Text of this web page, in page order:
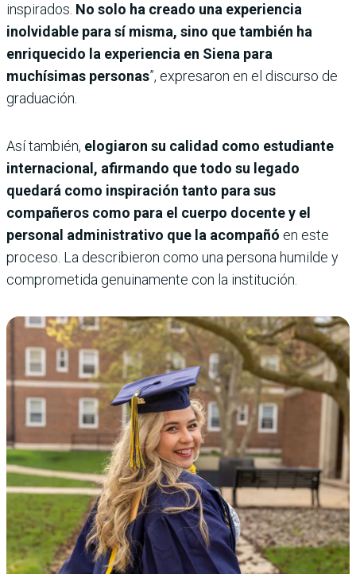
inspirados. No solo ha creado una experiencia
inolvidable para sí misma, sino que también ha
enriquecido la experiencia en Siena para
muchísimas personas”, expresaron en el discurso de
graduación.
Así también, elogiaron su calidad como estudiante
internacional, afirmando que todo su legado
quedará como inspiración tanto para sus
compañeros como para el cuerpo docente y el
personal administrativo que la acompañó en este
proceso. La describieron como una persona humilde y
comprometida genuinamente con la institución.